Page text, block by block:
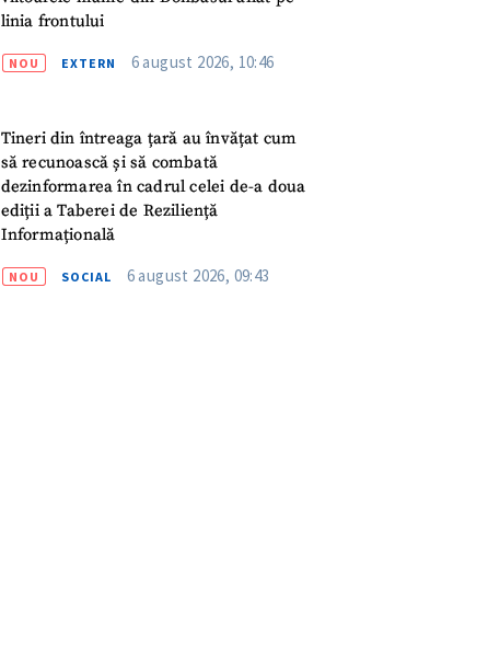
linia frontului
NOU EXTERN 6 august 2026, 10:46
Tineri din întreaga țară au învățat cum
să recunoască și să combată
dezinformarea în cadrul celei de-a doua
ediții a Taberei de Reziliență
Informațională
NOU SOCIAL 6 august 2026, 09:43